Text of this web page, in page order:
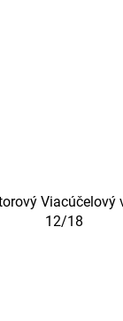
Viacúčelový
12/18